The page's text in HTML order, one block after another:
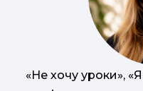
«Не хочу уроки»,